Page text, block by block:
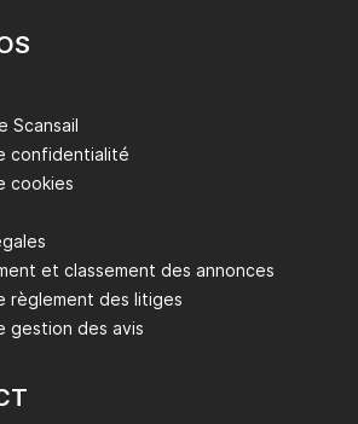
Scansail
confidentialité
cookies
et classement des annonces
règlement des litiges
gestion des avis